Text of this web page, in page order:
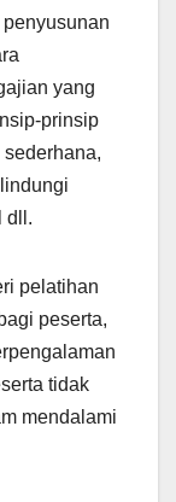
yang
prinsip
dll.
pelatihan
peserta,
tidak
mendalami